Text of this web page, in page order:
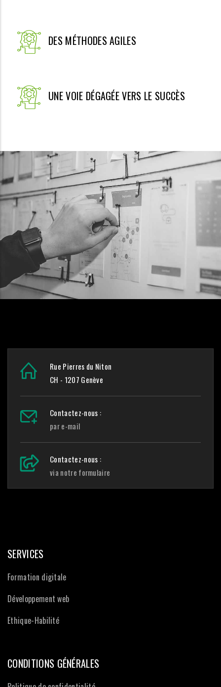
DES MÉTHODES AGILES
UNE VOIE DÉGAGÉE VERS LE SUCCÈS
Rue Pierres du Niton
CH - 1207 Genève
Contactez-nous :
par e-mail
Contactez-nous :
via notre formulaire
SERVICES
Formation digitale
Développement web
Ethique-Habilité
CONDITIONS GÉNÉRALES